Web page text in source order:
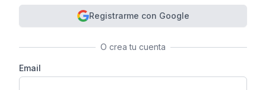
Registrarme con Google
O crea tu cuenta
Email